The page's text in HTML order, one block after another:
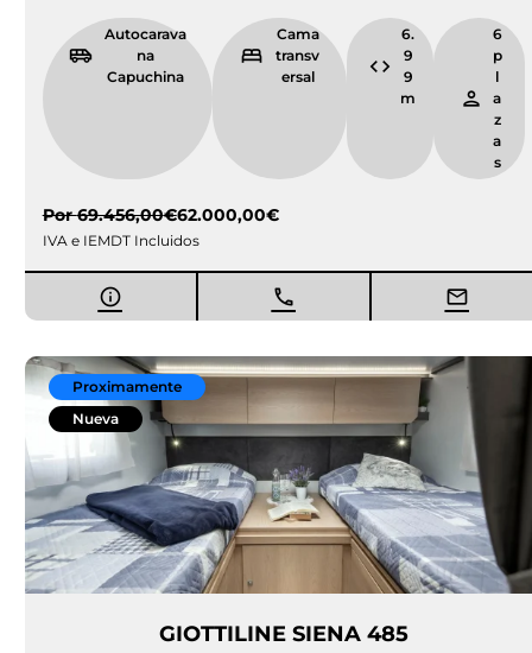
Autocarava
na
Capuchina
Cama
transv
ersal
6.
9
9
m
6
p
l
a
z
a
s
Por69.456,00€62.000,00€
IVA e IEMDT Incluidos
Proximamente
Nueva
GIOTTILINE SIENA 485